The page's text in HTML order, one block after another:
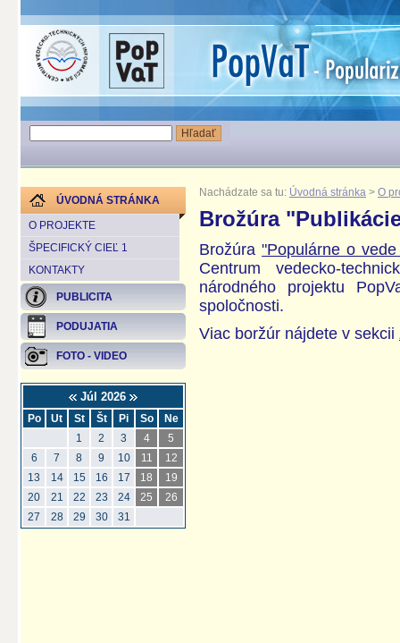
ÚVODNÁ STRÁNKA
O PROJEKTE
ŠPECIFICKÝ CIEĽ 1
KONTAKTY
PUBLICITA
PODUJATIA
FOTO - VIDEO
Júl 2026
Po Ut St Št Pi So
Ne
1
2 3 4
5
6
7 8 9 10 11
12
13
14 15 16 17 18
19
20
21 22 23 24 25
26
27
28 29 30 31
Nachádzate sa tu: Úvodná stránka > O
Brožúra
Brožúra"Populárne o
Centrum vedecko-
národného projektu
spoločnosti.
Viac boržúr nájdete v sekcii